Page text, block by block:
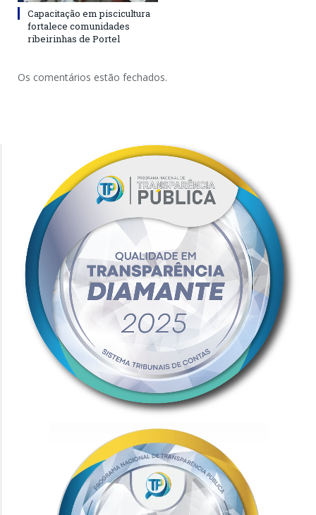
Capacitação em piscicultura
fortalece comunidades
ribeirinhas de Portel
Os comentários estão fechados.